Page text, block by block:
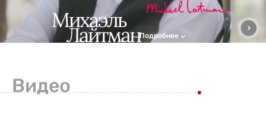
Подробнее
Видео